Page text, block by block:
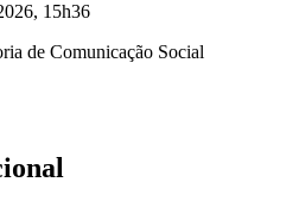
15h36
de Comunicação Social